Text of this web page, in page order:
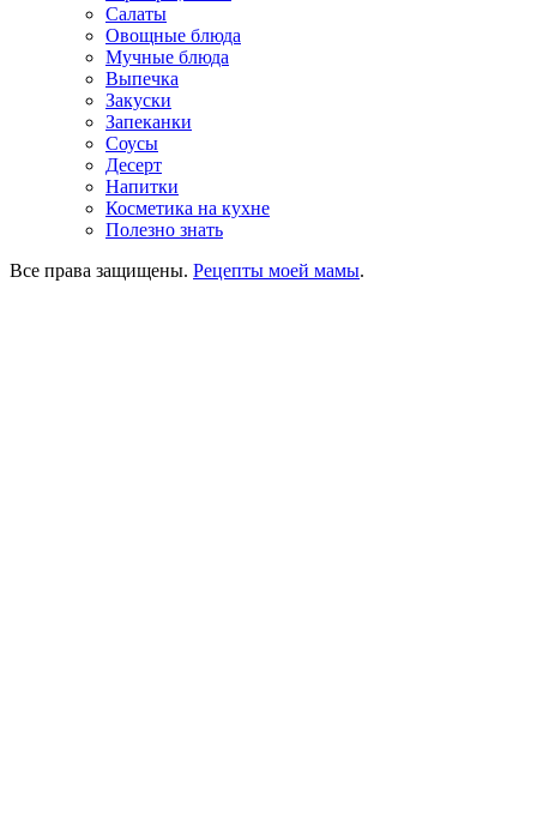
Салаты
Овощные блюда
Мучные блюда
Выпечка
Закуски
Запеканки
Соусы
Десерт
Напитки
Косметика на кухне
Полезно знать
Все права защищены. Рецепты моей мамы.